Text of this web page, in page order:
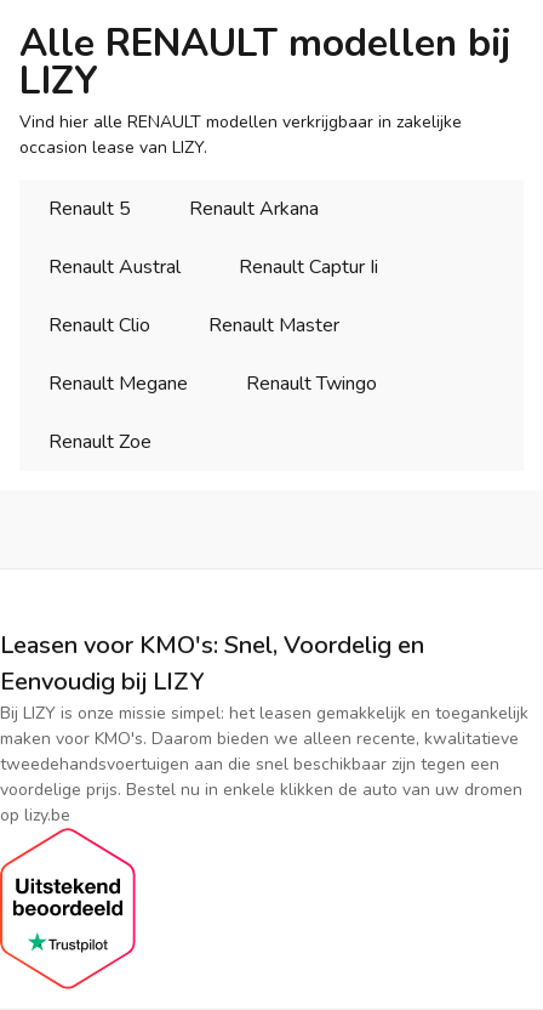
Alle RENAULT modellen bij
LIZY
Vind hier alle RENAULT modellen verkrijgbaar in zakelijke
occasion lease van LIZY.
Renault 5 Renault Arkana
Renault Austral Renault Captur Ii
Renault Clio Renault Master
Renault Megane Renault Twingo
Renault Zoe
Leasen voor KMO's: Snel, Voordelig en
Eenvoudig bij LIZY
Bij LIZY is onze missie simpel: het leasen gemakkelijk en toegankelijk
maken voor KMO's. Daarom bieden we alleen recente, kwalitatieve
tweedehandsvoertuigen aan die snel beschikbaar zijn tegen een
voordelige prijs. Bestel nu in enkele klikken de auto van uw dromen
op lizy.be